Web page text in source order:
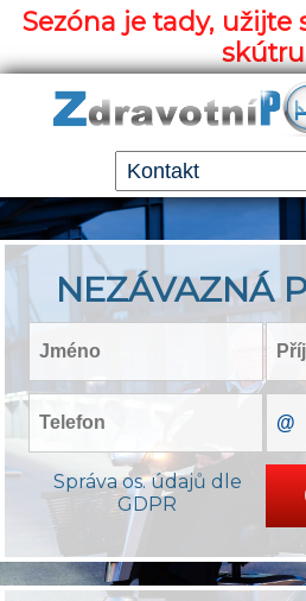
Sezóna je tady, užijte
NEZÁVAZNÁ
Správa os. údajů dle
GDPR